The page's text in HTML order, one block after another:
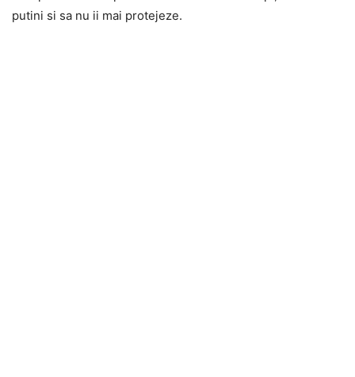
putini si sa nu ii mai protejeze.